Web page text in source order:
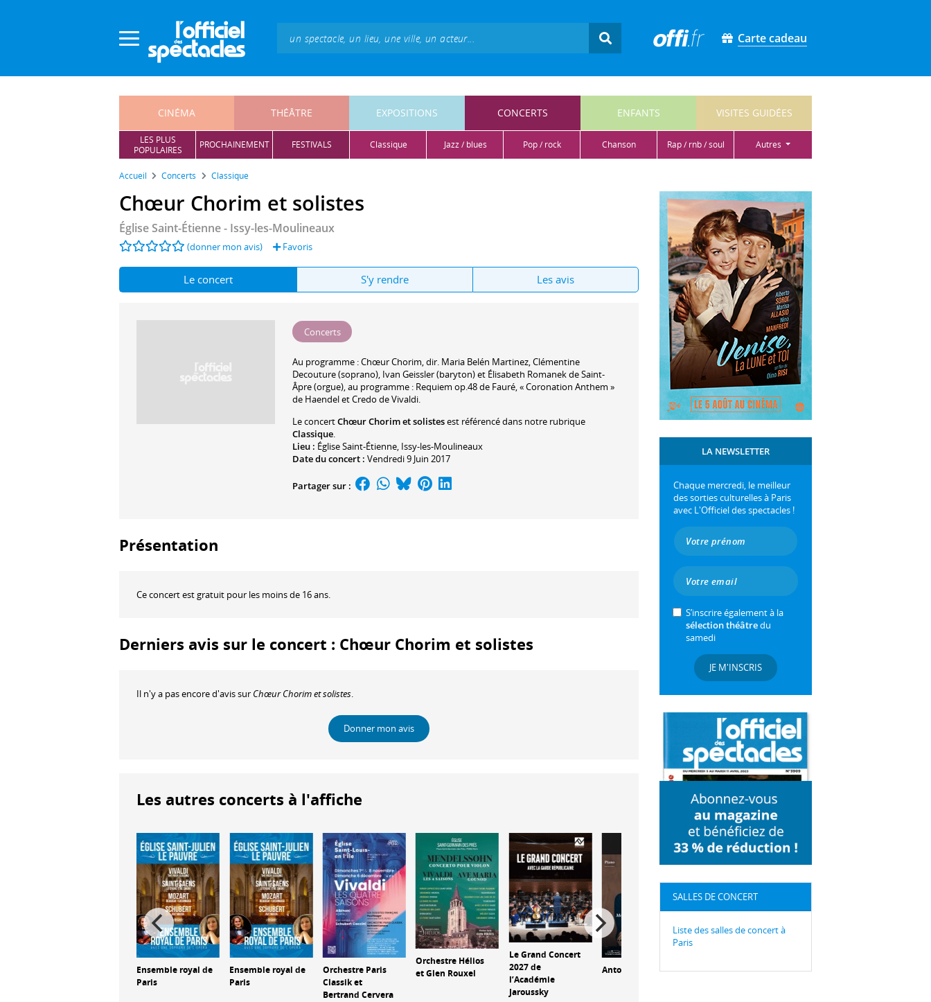
Carte cadeau
CINÉMA THÉÂTRE EXPOSITIONS CONCERTS ENFANTS VISITES GUIDÉES
LES PLUS
POPULAIRES
PROCHAINEMENT FESTIVALS classique jazz / blues pop / rock chanson rap / rnb / soul autres
Accueil Concerts Classique
Chœur Chorim et solistes
Église Saint-Étienne- Issy-les-Moulineaux
(donner mon avis) Favoris
Le concert S'y rendre Les avis
Concerts
Au programme :Chœur Chorim, dir. Maria Belén Martinez,Clémentine
Decouture(soprano), Ivan Geissler(baryton) et Élisabeth Romanek de Saint-
Âpre(orgue), au programme : Requiem op.48 de Fauré, « Coronation Anthem »
de Haendel et Credo de Vivaldi.
Le concertChœur Chorim et solistesest référencé dans notre rubrique
Classique.
Lieu : Église Saint-Étienne, Issy-les-Moulineaux
Date du concert : Vendredi 9 Juin 2017
Partager sur :
Présentation
Ce concert est gratuit pour les moins de 16 ans.
Derniers avis sur le concert : Chœur Chorim et solistes
Il n'y a pas encore d'avis sur Chœur Chorim et solistes.
Donner mon avis
Les autres concerts à l'affiche
Ensemble royal de
Paris
Ensemble royal de
Paris
Orchestre Paris
Classik et
Bertrand Cervera
Orchestre Hélios
et Glen Rouxel
Le Grand Concert
2027 de
l’Académie
Jaroussky
Antoine Préat
LA NEWSLETTER
Chaque mercredi, le meilleur
des sorties culturelles à Paris
avec L'Officiel des spectacles !
S’inscrire également à la
sélection théâtredu
samedi
JE M'INSCRIS
SALLES DE CONCERT
Liste des salles de concert à
Paris